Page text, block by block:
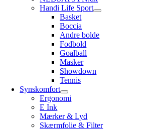
Handi Life Sport
Basket
Boccia
Andre bolde
Fodbold
Goalball
Masker
Showdown
Tennis
Synskomfort
Ergonomi
E Ink
Mærker & Lyd
Skærmfolie & Filter